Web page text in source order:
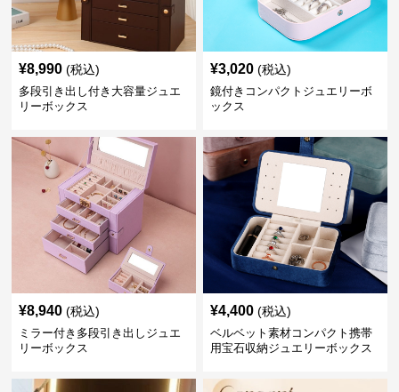
¥8,990 (税込)
多段引き出し付き大容量ジュエ
リーボックス
¥3,020 (税込)
鏡付きコンパクトジュエリーボ
ックス
¥8,940 (税込)
ミラー付き多段引き出しジュエ
リーボックス
¥4,400 (税込)
ベルベット素材コンパクト携帯
用宝石収納ジュエリーボックス